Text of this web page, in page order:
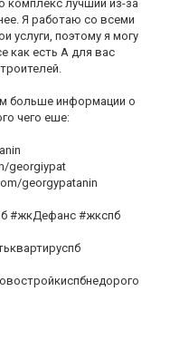
комплекс лучший из-за
Я работаю со всеми
услуги, поэтому я могу
как есть А для вас
больше информации о
чего еше:
georgiypat
georgypatanin
#жкДефанс #жкспб